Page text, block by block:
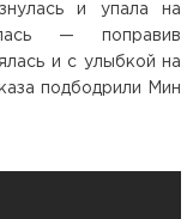
и упала на
— поправив
и с улыбкой на
подбодрили Мин